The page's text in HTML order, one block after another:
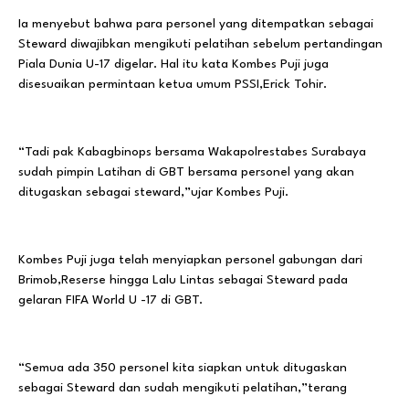
Ia menyebut bahwa para personel yang ditempatkan sebagai
Steward diwajibkan mengikuti pelatihan sebelum pertandingan
Piala Dunia U-17 digelar. Hal itu kata Kombes Puji juga
disesuaikan permintaan ketua umum PSSI,Erick Tohir.
“Tadi pak Kabagbinops bersama Wakapolrestabes Surabaya
sudah pimpin Latihan di GBT bersama personel yang akan
ditugaskan sebagai steward,”ujar Kombes Puji.
Kombes Puji juga telah menyiapkan personel gabungan dari
Brimob,Reserse hingga Lalu Lintas sebagai Steward pada
gelaran FIFA World U -17 di GBT.
“Semua ada 350 personel kita siapkan untuk ditugaskan
sebagai Steward dan sudah mengikuti pelatihan,”terang